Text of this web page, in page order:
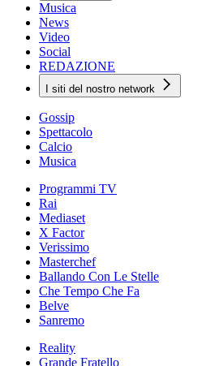
Musica
News
Video
Social
REDAZIONE
I siti del nostro network
Gossip
Spettacolo
Calcio
Musica
Programmi TV
Rai
Mediaset
X Factor
Verissimo
Masterchef
Ballando Con Le Stelle
Che Tempo Che Fa
Belve
Sanremo
Reality
Grande Fratello